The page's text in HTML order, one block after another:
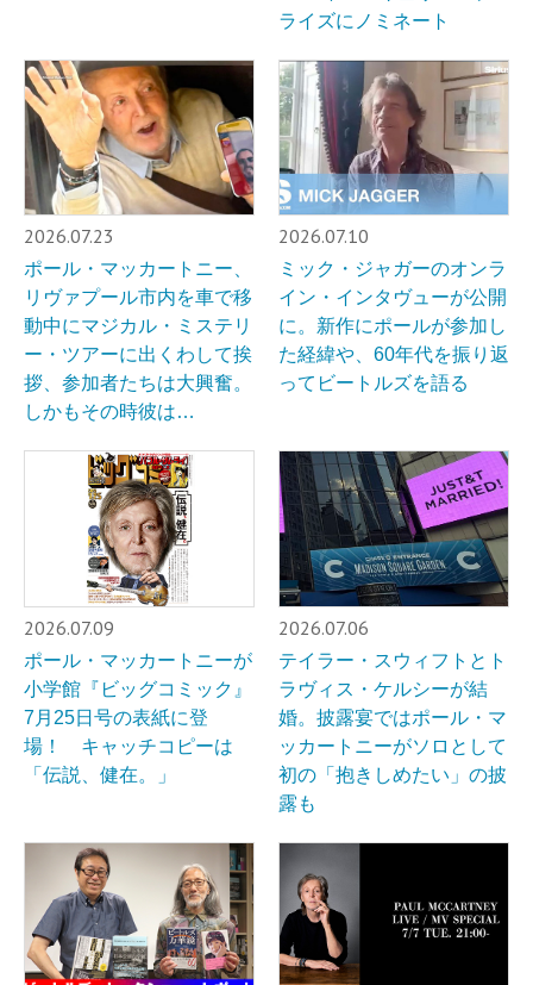
ライズにノミネート
2026.07.23
ポール・マッカートニー、
リヴァプール市内を車で移
動中にマジカル・ミステリ
ー・ツアーに出くわして挨
拶、参加者たちは大興奮。
しかもその時彼は…
2026.07.10
ミック・ジャガーのオンラ
イン・インタヴューが公開
に。新作にポールが参加し
た経緯や、60年代を振り返
ってビートルズを語る
2026.07.09
ポール・マッカートニーが
小学館『ビッグコミック』
7月25日号の表紙に登
場！ キャッチコピーは
「伝説、健在。」
2026.07.06
テイラー・スウィフトとト
ラヴィス・ケルシーが結
婚。披露宴ではポール・マ
ッカートニーがソロとして
初の「抱きしめたい」の披
露も